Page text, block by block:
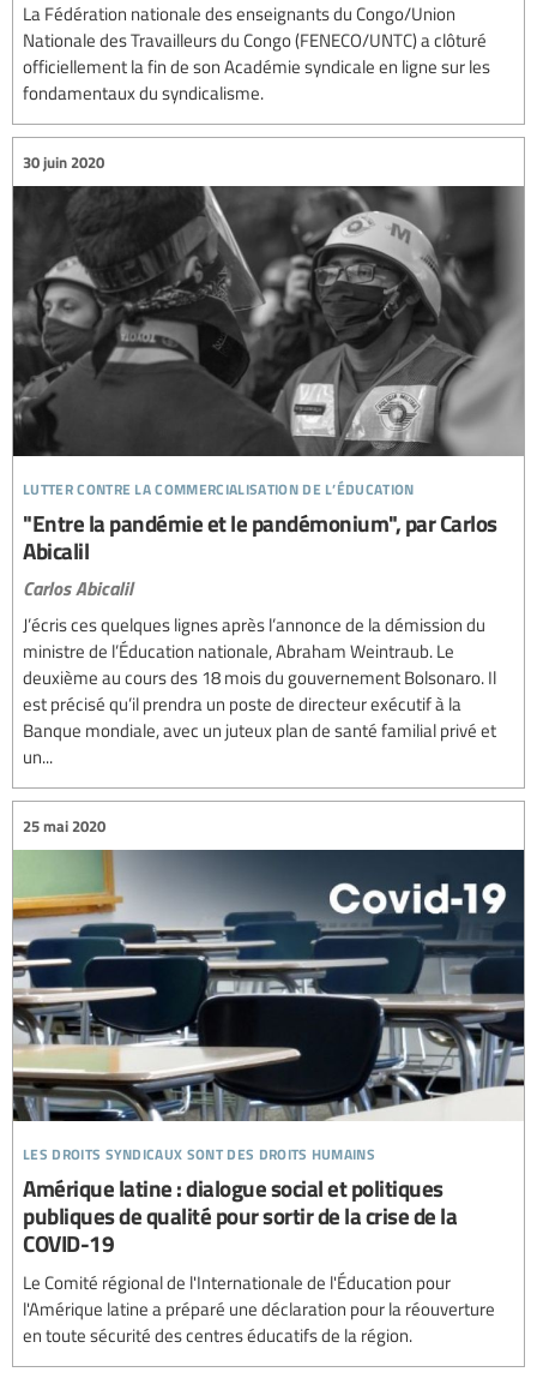
La Fédération nationale des enseignants du Congo/Union
Nationale des Travailleurs du Congo (FENECO/UNTC) a clôturé
officiellement la fin de son Académie syndicale en ligne sur les
fondamentaux du syndicalisme.
lutter contre la commercialisation de l’éducation
30 juin 2020
"Entre la pandémie et le pandémonium", par Carlos
Abicalil
Carlos Abicalil
J’écris ces quelques lignes après l’annonce de la démission du
ministre de l’Éducation nationale, Abraham Weintraub. Le
deuxième au cours des 18 mois du gouvernement Bolsonaro. Il
est précisé qu’il prendra un poste de directeur exécutif à la
Banque mondiale, avec un juteux plan de santé familial privé et
un...
les droits syndicaux sont des droits humains
25 mai 2020
Amérique latine : dialogue social et politiques
publiques de qualité pour sortir de la crise de la
COVID-19
Le Comité régional de l'Internationale de l'Éducation pour
l'Amérique latine a préparé une déclaration pour la réouverture
en toute sécurité des centres éducatifs de la région.